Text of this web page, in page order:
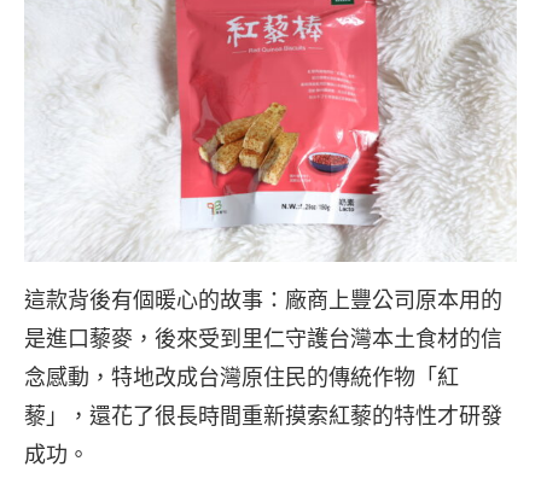
這款背後有個暖心的故事：廠商上豐公司原本用的
是進口藜麥，後來受到里仁守護台灣本土食材的信
念感動，特地改成台灣原住民的傳統作物「紅
藜」，還花了很長時間重新摸索紅藜的特性才研發
成功。